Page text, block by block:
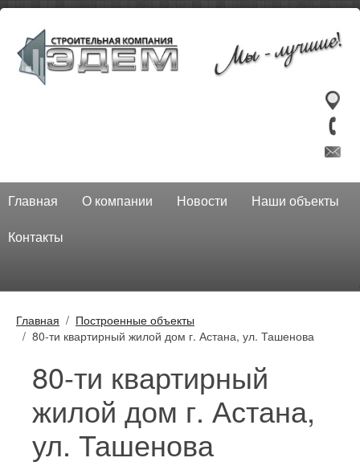
Главная О компании Новости
Наши объекты
Контакты
Главная
Построенные объекты
80-ти квартирный жилой дом г. Астана, ул. Ташенова
80-ти квартирный
жилой дом г. Астана,
ул. Ташенова